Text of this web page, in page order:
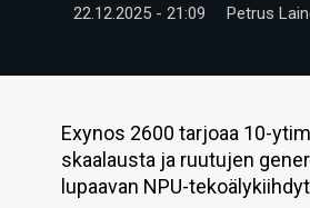
22.12.2025 - 21:09 Petrus
Exynos 2600 tarjoaa 10-
skaalausta ja ruutujen
lupaavan NPU-